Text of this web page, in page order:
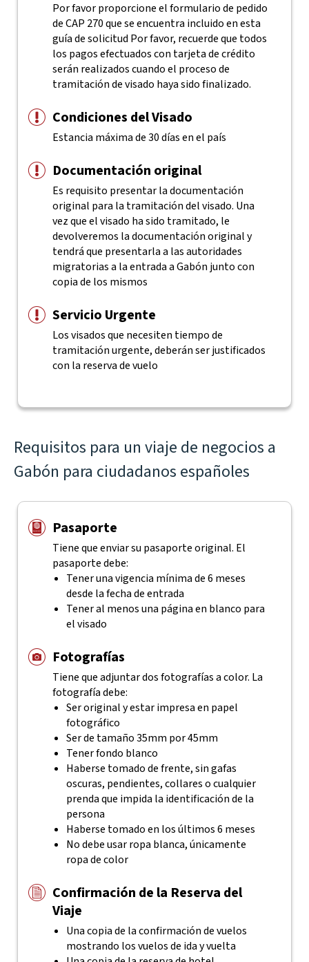
Por favor proporcione el formulario de pedido
de CAP 270 que se encuentra incluido en esta
guía de solicitud Por favor, recuerde que todos
los pagos efectuados con tarjeta de crédito
serán realizados cuando el proceso de
tramitación de visado haya sido finalizado.
Condiciones del Visado
Estancia máxima de 30 días en el país
Documentación original
Es requisito presentar la documentación
original para la tramitación del visado. Una
vez que el visado ha sido tramitado, le
devolveremos la documentación original y
tendrá que presentarla a las autoridades
migratorias a la entrada a Gabón junto con
copia de los mismos
Servicio Urgente
Los visados que necesiten tiempo de
tramitación urgente, deberán ser justificados
con la reserva de vuelo
Requisitos para un viaje de negocios a
Gabón para ciudadanos españoles
Pasaporte
Tiene que enviar su pasaporte original. El
pasaporte debe:
Tener una vigencia mínima de 6 meses
desde la fecha de entrada
Tener al menos una página en blanco para
el visado
Fotografías
Tiene que adjuntar dos fotografías a color. La
fotografía debe:
Ser original y estar impresa en papel
fotográfico
Ser de tamaño 35mm por 45mm
Tener fondo blanco
Haberse tomado de frente, sin gafas
oscuras, pendientes, collares o cualquier
prenda que impida la identificación de la
persona
Haberse tomado en los últimos 6 meses
No debe usar ropa blanca, únicamente
ropa de color
Confirmación de la Reserva del
Viaje
Una copia de la confirmación de vuelos
mostrando los vuelos de ida y vuelta